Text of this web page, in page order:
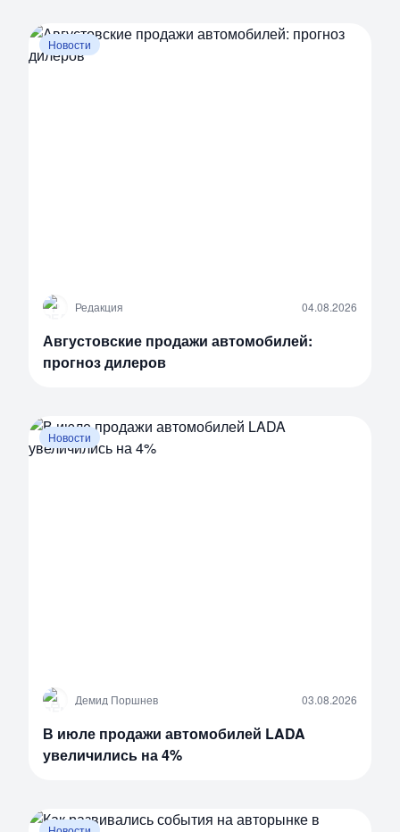
Новости
Р Редакция 04.08.2026
Августовские продажи автомобилей:
прогноз дилеров
Новости
Д Демид Поршнев 03.08.2026
В июле продажи автомобилей LADA
увеличились на 4%